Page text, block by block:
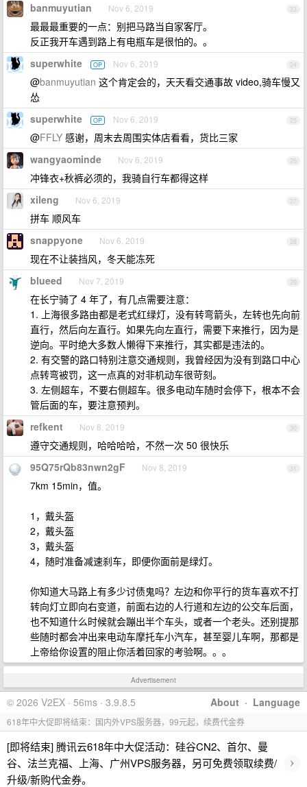
23
banmuyutian Nov 6, 2019
最最最重要的一点：别把马路当自家客厅。
反正我开车遇到路上有电瓶车是很怕的。。
24
superwhite OP Nov 6, 2019
@banmuyutian 这个肯定会的，天天看交通事故 video,骑车慢又
怂
25
superwhite OP Nov 6, 2019
@FFLY 感谢，周末去周围实体店看看，货比三家
26
wangyaominde Nov 6, 2019
冲锋衣+秋裤必须的，我骑自行车都得这样
27
xileng Nov 6, 2019
拼车 顺风车
28
snappyone Nov 6, 2019
现在不让装挡风，冬天能冻死
29
blueed Nov 7, 2019
在长宁骑了 4 年了，有几点需要注意：
1. 上海很多路由都是老式红绿灯，没有转弯箭头，左转也先向前
直行，然后向左直行。如果先向左直行，需要下来推行，因为是
逆向。平时绝大多数人懒得下来推行，其实都是违法的。
2. 有交警的路口特别注意交通规则，我曾经因为没有到路口中心
点转弯被罚，这一点真的对非机动车很苛刻。
3. 左侧超车，不要右侧超车。很多电动车随时会停下，根本不会
管后面的车，要注意预判。
30
refkent Nov 8, 2019
遵守交通规则，哈哈哈哈，不然一次 50 很快乐
31
95Q75rQb83nwn2gF Nov 8, 2019
7km 15min，值。
1，戴头盔
2，戴头盔
3，戴头盔
4，随时准备减速刹车，即便你面前是绿灯。
你知道大马路上有多少讨债鬼吗？左边和你平行的货车喜欢不打
转向灯立即向右变道，前面右边的人行道和左边的公交车后面，
也不知道什么时候就会蹦出半个车头，或者一个老头。还别提那
些随时都会冲出来电动车摩托车小汽车，甚至婴儿车啊，那都是
上帝给你设置的阻止你活着回家的考验啊。。。
Advertisement
About · Language
© 2026 V2EX · 56ms · 3.9.8.5
618年中大促即将结束：国内外VPS服务器，99元起，续费代金券
[即将结束] 腾讯云618年中大促活动：硅谷CN2、首尔、曼
谷、法兰克福、上海、广州VPS服务器，另可免费领取续费/
升级/新购代金券。
›